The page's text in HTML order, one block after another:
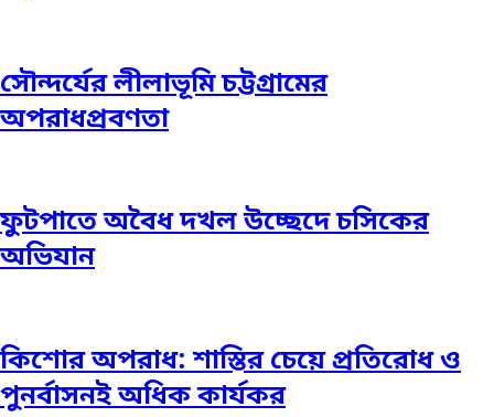
সৌন্দর্যের লীলাভূমি চট্টগ্রামের
অপরাধপ্রবণতা
ফুটপাতে অবৈধ দখল উচ্ছেদে চসিকের
অভিযান
কিশোর অপরাধ: শাস্তির চেয়ে প্রতিরোধ ও
পুনর্বাসনই অধিক কার্যকর